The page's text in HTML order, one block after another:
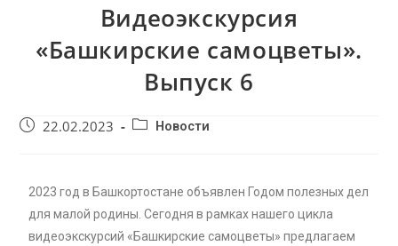
Видеоэкскурсия
«Башкирские самоцветы».
Выпуск 6
22.02.2023 Новости
2023 год в Башкортостане объявлен Годом полезных дел
для малой родины. Сегодня в рамках нашего цикла
видеоэкскурсий «Башкирские самоцветы» предлагаем